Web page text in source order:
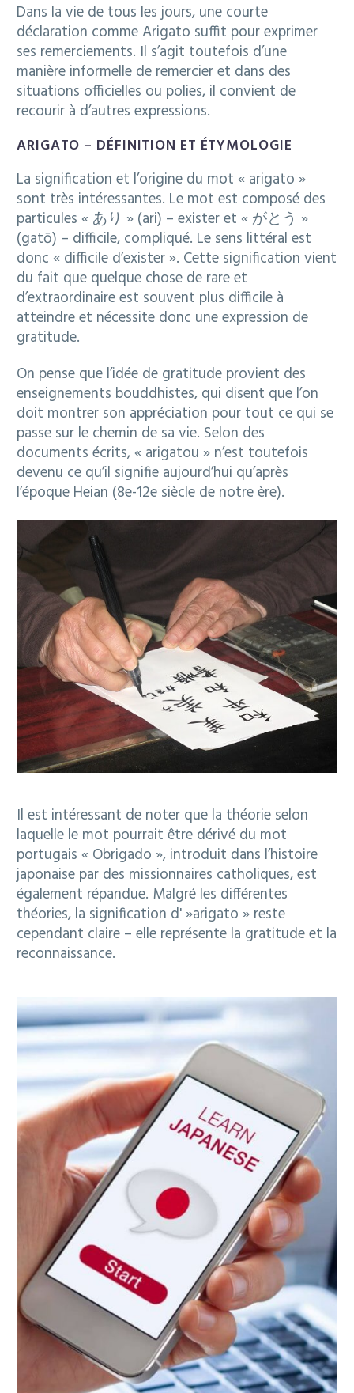
Dans la vie de tous les jours, une courte
déclaration comme Arigato suffit pour exprimer
ses remerciements. Il s’agit toutefois d’une
manière informelle de remercier et dans des
situations officielles ou polies, il convient de
recourir à d’autres expressions.
ARIGATO – DÉFINITION ET ÉTYMOLOGIE
La signification et l’origine du mot « arigato »
sont très intéressantes. Le mot est composé des
particules « あり » (ari) – exister et « がとう »
(gatō) – difficile, compliqué. Le sens littéral est
donc « difficile d’exister ». Cette signification vient
du fait que quelque chose de rare et
d’extraordinaire est souvent plus difficile à
atteindre et nécessite donc une expression de
gratitude.
On pense que l’idée de gratitude provient des
enseignements bouddhistes, qui disent que l’on
doit montrer son appréciation pour tout ce qui se
passe sur le chemin de sa vie. Selon des
documents écrits, « arigatou » n’est toutefois
devenu ce qu’il signifie aujourd’hui qu’après
l’époque Heian (8e-12e siècle de notre ère).
Il est intéressant de noter que la théorie selon
laquelle le mot pourrait être dérivé du mot
portugais « Obrigado », introduit dans l’histoire
japonaise par des missionnaires catholiques, est
également répandue. Malgré les différentes
théories, la signification d' »arigato » reste
cependant claire – elle représente la gratitude et la
reconnaissance.